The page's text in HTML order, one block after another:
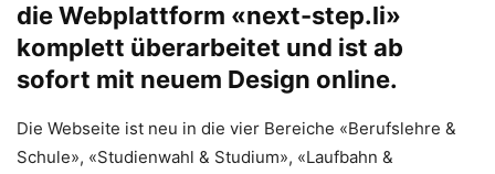
die Webplattform «next-step.li»
komplett überarbeitet und ist ab
sofort mit neuem Design online.
Die Webseite ist neu in die vier Bereiche «Berufslehre &
Schule», «Studienwahl & Studium», «Laufbahn &